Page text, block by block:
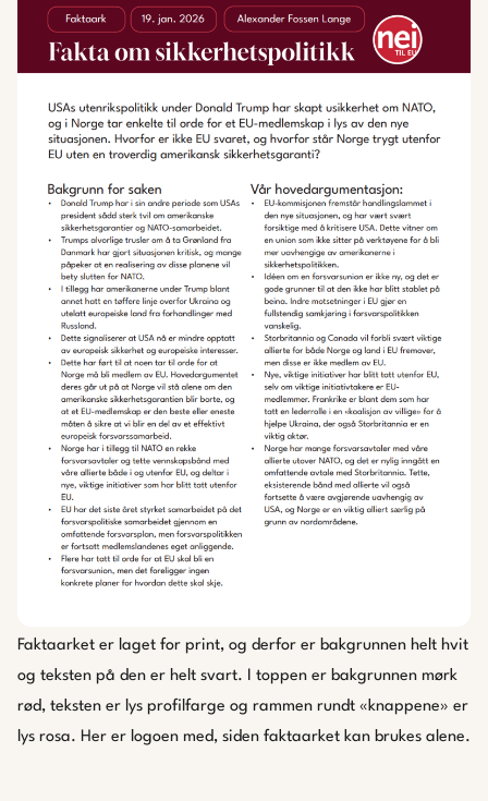
Faktaarket er laget for print, og derfor er bakgrunnen helt hvit
og teksten på den er helt svart. I toppen er bakgrunnen mørk
rød, teksten er lys profilfarge og rammen rundt «knappene» er
lys rosa. Her er logoen med, siden faktaarket kan brukes alene.